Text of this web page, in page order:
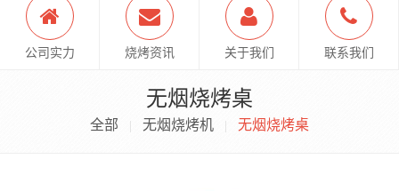
公司实力 烧烤资讯 关于我们 联系我们
无烟烧烤桌
全部 无烟烧烤机 无烟烧烤桌